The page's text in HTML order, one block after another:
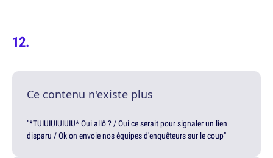
Ce contenu n'existe plus
"*TUIUIUIUIUIU* Oui allô ? / Oui ce serait pour signaler un lien
disparu / Ok on envoie nos équipes d'enquêteurs sur le coup"